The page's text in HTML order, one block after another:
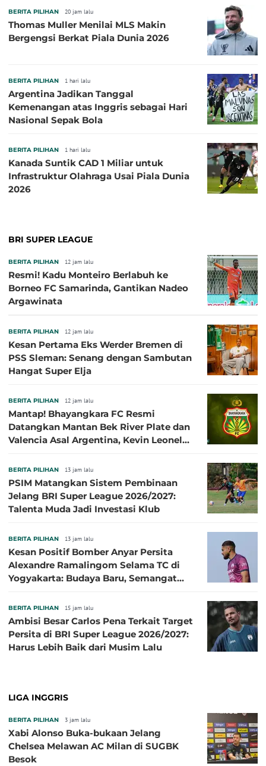
BERITA PILIHAN 20 jam lalu
Thomas Muller Menilai MLS Makin
Bergengsi Berkat Piala Dunia 2026
BERITA PILIHAN 1 hari lalu
Argentina Jadikan Tanggal
Kemenangan atas Inggris sebagai Hari
Nasional Sepak Bola
BERITA PILIHAN 1 hari lalu
Kanada Suntik CAD 1 Miliar untuk
Infrastruktur Olahraga Usai Piala Dunia
2026
BRI SUPER LEAGUE
BERITA PILIHAN 12 jam lalu
Resmi! Kadu Monteiro Berlabuh ke
Borneo FC Samarinda, Gantikan Nadeo
Argawinata
BERITA PILIHAN 12 jam lalu
Kesan Pertama Eks Werder Bremen di
PSS Sleman: Senang dengan Sambutan
Hangat Super Elja
BERITA PILIHAN 12 jam lalu
Mantap! Bhayangkara FC Resmi
Datangkan Mantan Bek River Plate dan
Valencia Asal Argentina, Kevin Leonel
BERITA PILIHAN 13 jam lalu
PSIM Matangkan Sistem Pembinaan
Jelang BRI Super League 2026/2027:
Talenta Muda Jadi Investasi Klub
BERITA PILIHAN 13 jam lalu
Kesan Positif Bomber Anyar Persita
Alexandre Ramalingom Selama TC di
Yogyakarta: Budaya Baru, Semangat
BERITA PILIHAN 15 jam lalu
Ambisi Besar Carlos Pena Terkait Target
Persita di BRI Super League 2026/2027:
Harus Lebih Baik dari Musim Lalu
LIGA INGGRIS
BERITA PILIHAN 3 jam lalu
Xabi Alonso Buka-bukaan Jelang
Chelsea Melawan AC Milan di SUGBK
Besok